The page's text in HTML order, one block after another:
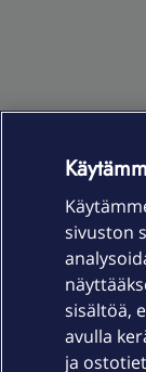
Laitteet &
Palvelut
sivuston
sisältöä,
avulla
ja